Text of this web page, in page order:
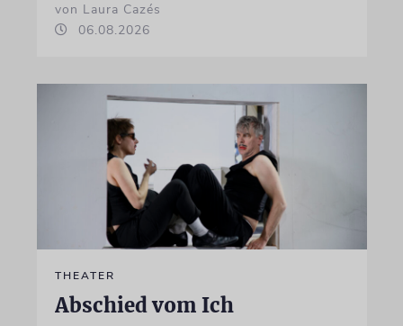
von Laura Cazés
06.08.2026
THEATER
Abschied vom Ich